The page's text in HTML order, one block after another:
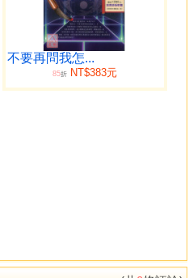
69
不要再問我怎...
85折NT$383元